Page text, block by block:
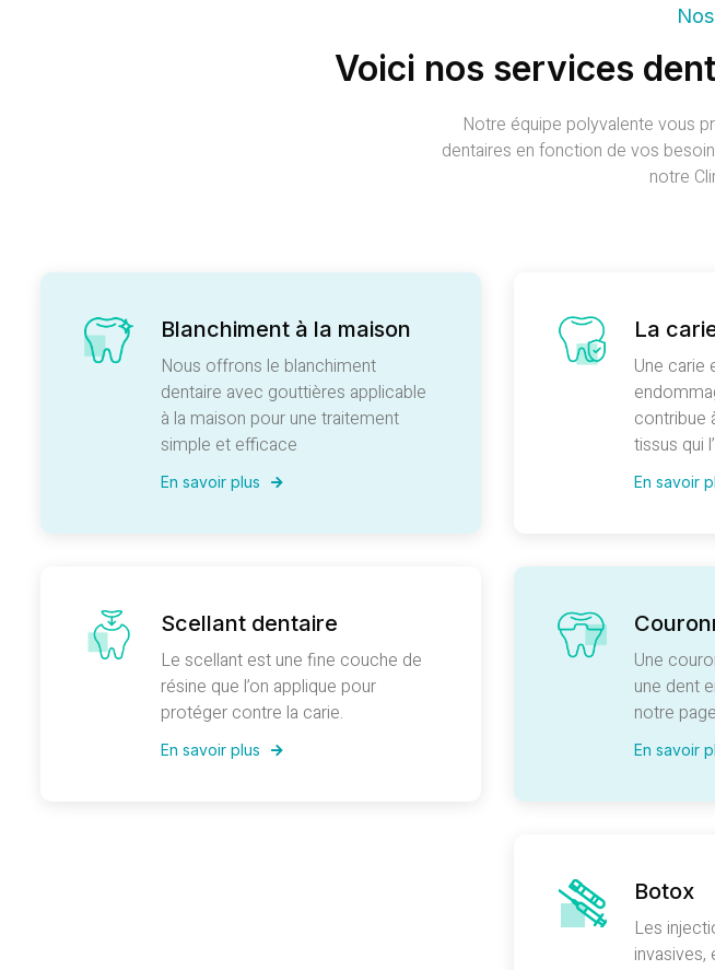
Voici nos services
Notre équipe polyvalente vous
dentaires en fonction de vos
notre
Blanchiment à la maison
Nous offrons le blanchiment
dentaire avec gouttières applicable
à la maison pour une traitement
simple et efficace
En savoir plus
La
Une carie
contribue
tissus qui
En savoir
Scellant dentaire
Le scellant est une fine couche de
résine que l’on applique pour
protéger contre la carie.
En savoir plus
Une
une dent
notre
En savoir
Botox
Les